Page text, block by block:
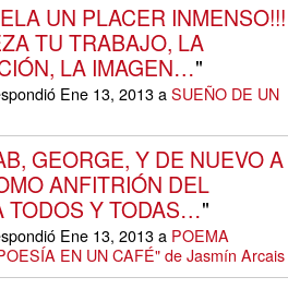
UN PLACER INMENSO!!!
TU TRABAJO, LA
LA IMAGEN…"
Ene 13, 2013 a SUEÑO DE UN
GEORGE, Y DE NUEVO A
ANFITRIÓN DEL
TODOS Y TODAS…"
Ene 13, 2013 a POEMA
EN UN CAFÉ" de Jasmín Arcais